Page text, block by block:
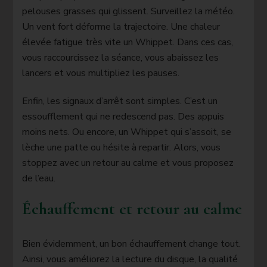
pelouses grasses qui glissent. Surveillez la météo.
Un vent fort déforme la trajectoire. Une chaleur
élevée fatigue très vite un Whippet. Dans ces cas,
vous raccourcissez la séance, vous abaissez les
lancers et vous multipliez les pauses.
Enfin, les signaux d’arrêt sont simples. C’est un
essoufflement qui ne redescend pas. Des appuis
moins nets. Ou encore, un Whippet qui s’assoit, se
lèche une patte ou hésite à repartir. Alors, vous
stoppez avec un retour au calme et vous proposez
de l’eau.
Échauffement et retour au calme
Bien évidemment, un bon échauffement change tout.
Ainsi, vous améliorez la lecture du disque, la qualité